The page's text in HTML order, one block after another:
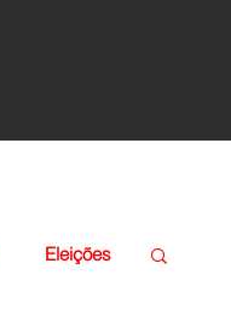
Eleições